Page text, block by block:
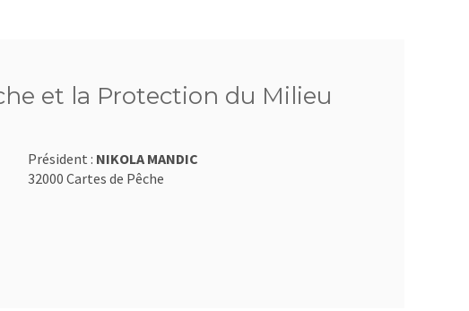
et la Protection du Milieu
Président : NIKOLA MANDIC
32000 Cartes de Pêche